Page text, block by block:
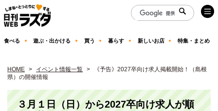
食べる 遊ぶ・出かける 買う 暮らす 新しいお店 特集・まとめ
HOME イベント情報一覧
《予告》2027卒向け求人掲載開始！（島根
県）の開催情報
３月１日（日）から2027卒向け求人が順